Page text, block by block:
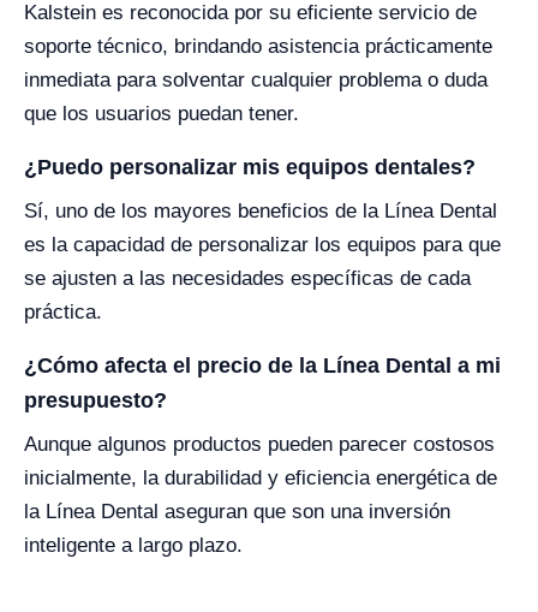
Kalstein es reconocida por su eficiente servicio de
soporte técnico, brindando asistencia prácticamente
inmediata para solventar cualquier problema o duda
que los usuarios puedan tener.
¿Puedo personalizar mis equipos dentales?
Sí, uno de los mayores beneficios de la Línea Dental
es la capacidad de personalizar los equipos para que
se ajusten a las necesidades específicas de cada
práctica.
¿Cómo afecta el precio de la Línea Dental a mi
presupuesto?
Aunque algunos productos pueden parecer costosos
inicialmente, la durabilidad y eficiencia energética de
la Línea Dental aseguran que son una inversión
inteligente a largo plazo.